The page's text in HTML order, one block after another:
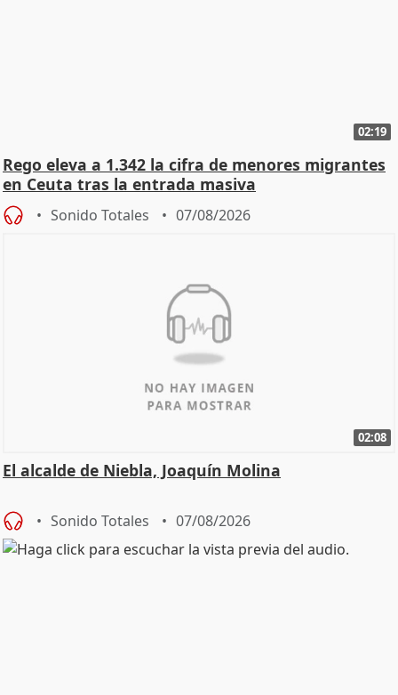
02:19
Rego eleva a 1.342 la cifra de menores migrantes
en Ceuta tras la entrada masiva
Sonido Totales 07/08/2026
02:08
El alcalde de Niebla, Joaquín Molina
Sonido Totales 07/08/2026